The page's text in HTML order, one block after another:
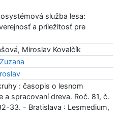
služba lesa:
a príležitosť pre
Miroslav Kovalčík
: časopis o lesnom
a spracovaní dreva. Roč. 81, č.
33. - Bratislava : Lesmedium,